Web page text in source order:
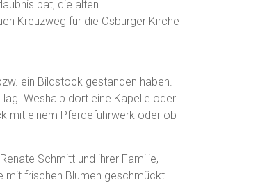
bat, die alten
Kreuzweg für die Osburger Kirche
ein Bildstock gestanden haben.
Weshalb dort eine Kapelle oder
mit einem Pferdefuhrwerk oder ob
Schmitt und ihrer Familie,
mit frischen Blumen geschmückt